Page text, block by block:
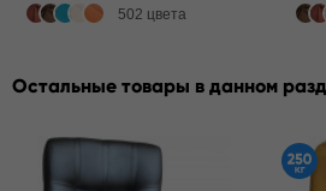
502 цвета
Остальные товары в данном